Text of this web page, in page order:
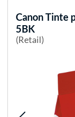
CanonTinte
5BK
(Retail)